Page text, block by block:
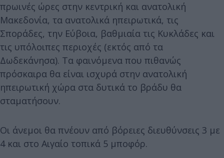
πρωινές ώρες στην κεντρική και ανατολική
Μακεδονία, τα ανατολικά ηπειρωτικά, τις
Σποράδες, την Εύβοια, βαθμιαία τις Κυκλάδες και
τις υπόλοιπες περιοχές (εκτός από τα
Δωδεκάνησα). Τα φαινόμενα που πιθανώς
πρόσκαιρα θα είναι ισχυρά στην ανατολική
ηπειρωτική χώρα στα δυτικά το βράδυ θα
σταματήσουν.
Οι άνεμοι θα πνέουν από βόρειες διευθύνσεις 3 με
4 και στο Αιγαίο τοπικά 5 μποφόρ.